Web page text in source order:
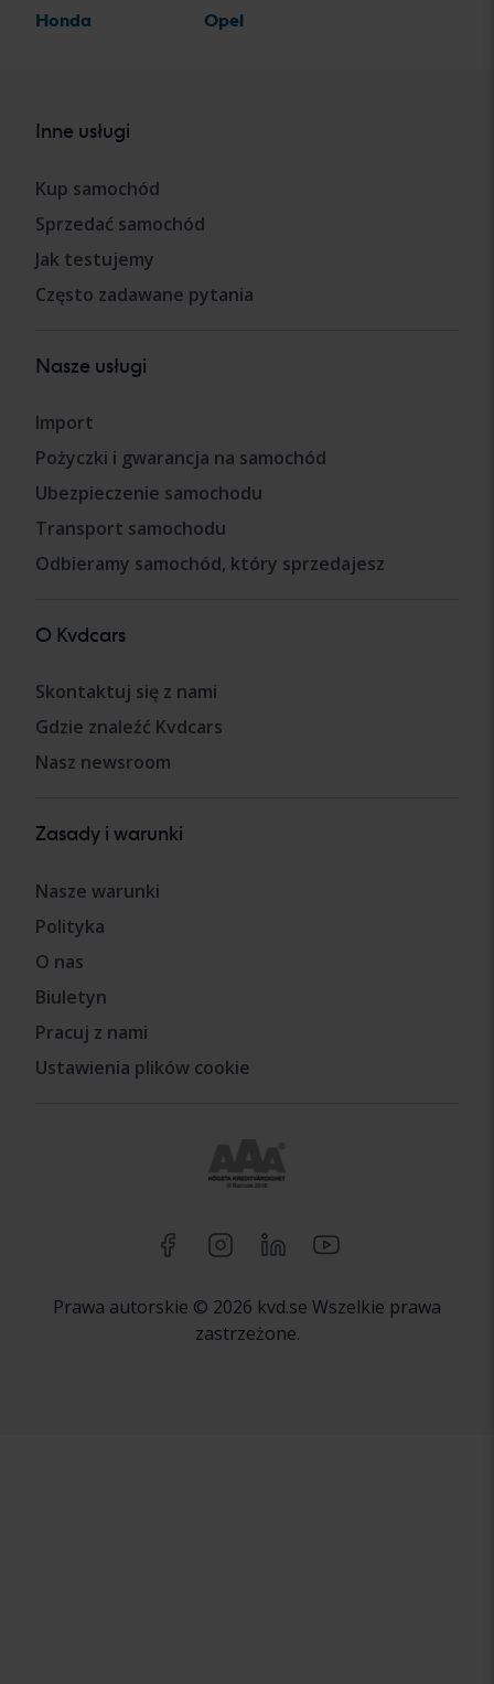
Honda
Opel
Inne usługi
Kup samochód
Sprzedać samochód
Jak testujemy
Często zadawane pytania
Nasze usługi
Import
Pożyczki i gwarancja na samochód
Ubezpieczenie samochodu
Transport samochodu
Odbieramy samochód, który sprzedajesz
O Kvdcars
Skontaktuj się z nami
Gdzie znaleźć Kvdcars
Nasz newsroom
Zasady i warunki
Nasze warunki
Polityka
O nas
Biuletyn
Pracuj z nami
Ustawienia plików cookie
Prawa autorskie © 2026 kvd.se Wszelkie prawa
zastrzeżone.